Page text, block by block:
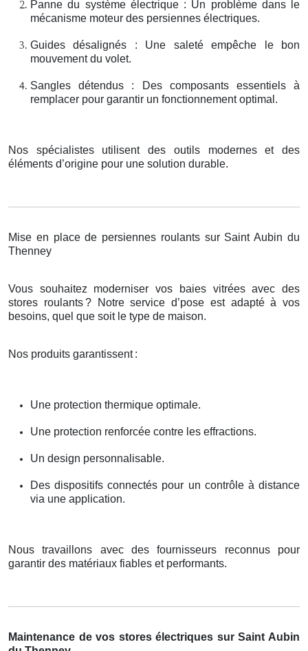
Panne du système électrique : Un problème dans le
mécanisme moteur des persiennes électriques.
Guides désalignés : Une saleté empêche le bon
mouvement du volet.
Sangles détendus : Des composants essentiels à
remplacer pour garantir un fonctionnement optimal.
Nos spécialistes utilisent des outils modernes et des
éléments d’origine pour une solution durable.
Mise en place de persiennes roulants sur Saint Aubin du
Thenney
Vous souhaitez moderniser vos baies vitrées avec des
stores roulants? Notre service d’pose est adapté à vos
besoins, quel que soit le type de maison.
Nos produits garantissent :
Une protection thermique optimale.
Une protection renforcée contre les effractions.
Un design personnalisable.
Des dispositifs connectés pour un contrôle à distance
via une application.
Nous travaillons avec des fournisseurs reconnus pour
garantir des matériaux fiables et performants.
Maintenance de vos stores électriques sur Saint Aubin